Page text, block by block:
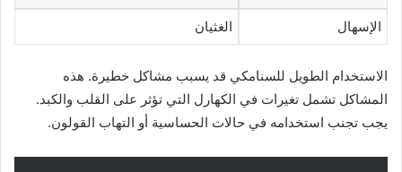
الإسهال الغثيان
الاستخدام الطويل للسنامكي قد يسبب مشاكل خطيرة. هذه
المشاكل تشمل تغيرات في الكهارل التي تؤثر على القلب والكبد.
يجب تجنب استخدامه في حالات الحساسية أو التهاب القولون.